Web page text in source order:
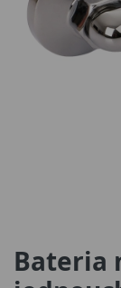
Bateria